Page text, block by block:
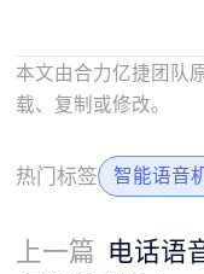
本文由合力亿捷团队
载、复制或修改。
热门标签 智能语音
上一篇 电话语